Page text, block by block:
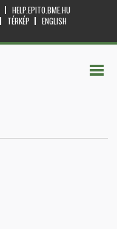
HELP.EPITO.BME.HU
TÉRKÉP
ENGLISH